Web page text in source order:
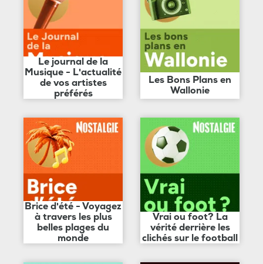
Le journal de la
Musique - L'actualité
de vos artistes
préférés
Les Bons Plans en
Wallonie
Brice d'été - Voyagez
à travers les plus
belles plages du
monde
Vrai ou foot? La
vérité derrière les
clichés sur le football